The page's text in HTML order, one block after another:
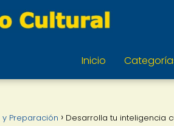
Inicio
Preparación Desarrolla tu inteligencia